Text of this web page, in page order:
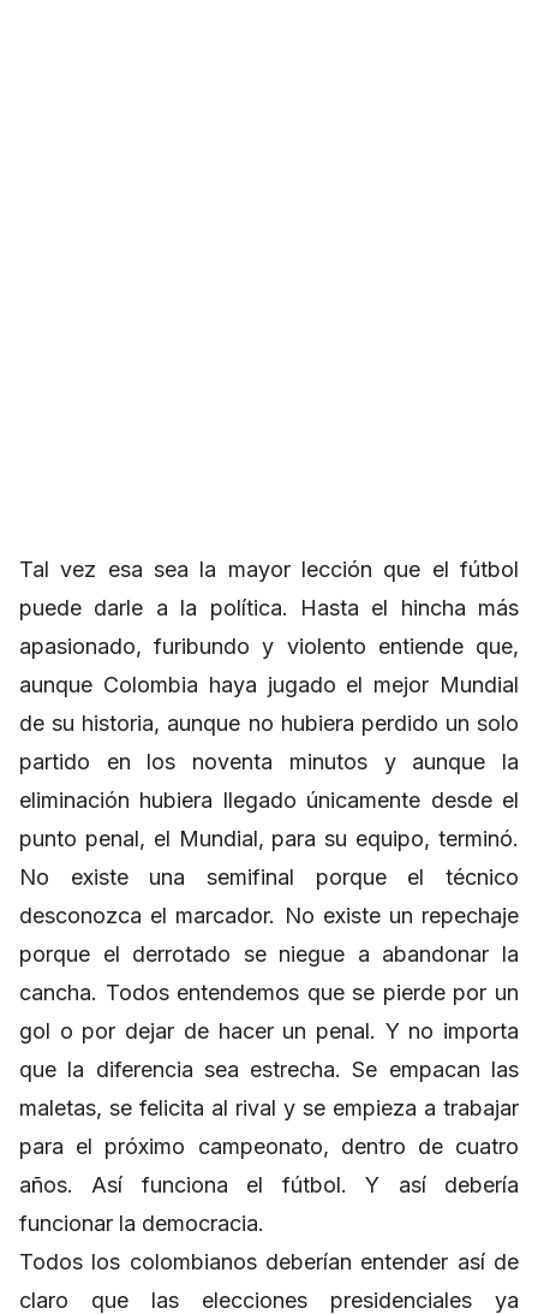
Tal vez esa sea la mayor lección que el fútbol
puede darle a la política. Hasta el hincha más
apasionado, furibundo y violento entiende que,
aunque Colombia haya jugado el mejor Mundial
de su historia, aunque no hubiera perdido un solo
partido en los noventa minutos y aunque la
eliminación hubiera llegado únicamente desde el
punto penal, el Mundial, para su equipo, terminó.
No existe una semifinal porque el técnico
desconozca el marcador. No existe un repechaje
porque el derrotado se niegue a abandonar la
cancha. Todos entendemos que se pierde por un
gol o por dejar de hacer un penal. Y no importa
que la diferencia sea estrecha. Se empacan las
maletas, se felicita al rival y se empieza a trabajar
para el próximo campeonato, dentro de cuatro
años. Así funciona el fútbol. Y así debería
funcionar la democracia.
Todos los colombianos deberían entender así de
claro que las elecciones presidenciales ya